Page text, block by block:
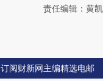
责任编辑：黄
订阅财新网主编精选电邮